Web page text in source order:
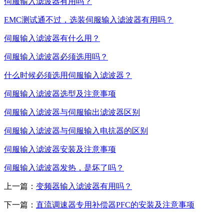
EMC测试通不过，选装伺服输入滤波器有用吗？
伺服输入滤波器有什么用？
伺服输入滤波器必须选用吗？
什么时候必须选用伺服输入滤波器？
伺服输入滤波器选型及注意事项
伺服输入滤波器与伺服输出滤波器区别
伺服输入滤波器与伺服输入电抗器的区别
伺服输入滤波器安装及注意事项
伺服输入滤波器发热，是坏了吗？
上一篇： 变频器输入滤波器有用吗？
下一篇： 直流调速器专用补偿器PFC的安装及注意事项